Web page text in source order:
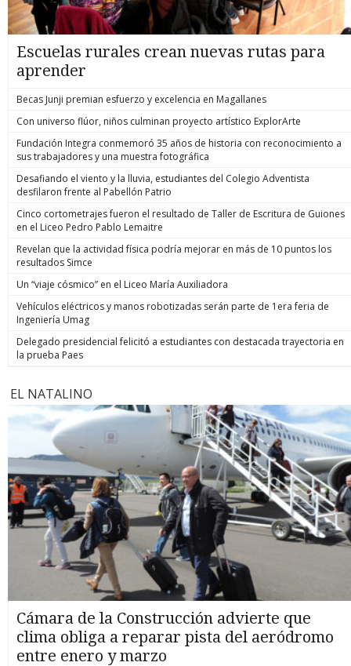
Escuelas rurales crean nuevas rutas para
aprender
Becas Junji premian esfuerzo y excelencia en Magallanes
Con universo flúor, niños culminan proyecto artístico ExplorArte
Fundación Integra conmemoró 35 años de historia con reconocimiento a
sus trabajadores y una muestra fotográfica
Desafiando el viento y la lluvia, estudiantes del Colegio Adventista
desfilaron frente al Pabellón Patrio
Cinco cortometrajes fueron el resultado de Taller de Escritura de Guiones
en el Liceo Pedro Pablo Lemaitre
Revelan que la actividad física podría mejorar en más de 10 puntos los
resultados Simce
Un “viaje cósmico” en el Liceo María Auxiliadora
Vehículos eléctricos y manos robotizadas serán parte de 1era feria de
Ingeniería Umag
Delegado presidencial felicitó a estudiantes con destacada trayectoria en
la prueba Paes
EL NATALINO
Cámara de la Construcción advierte que
clima obliga a reparar pista del aeródromo
entre enero y marzo